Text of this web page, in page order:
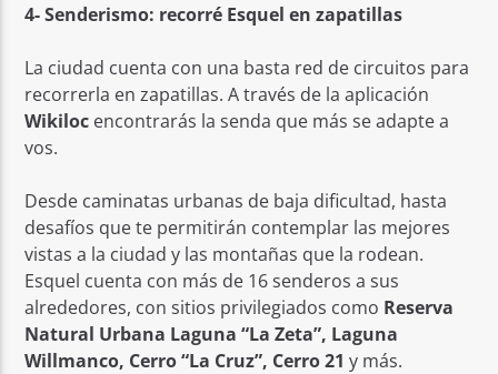
4- Senderismo: recorré Esquel en zapatillas
La ciudad cuenta con una basta red de circuitos para
recorrerla en zapatillas. A través de la aplicación
Wikiloc encontrarás la senda que más se adapte a
vos.
Desde caminatas urbanas de baja dificultad, hasta
desafíos que te permitirán contemplar las mejores
vistas a la ciudad y las montañas que la rodean.
Esquel cuenta con más de 16 senderos a sus
alrededores, con sitios privilegiados como Reserva
Natural Urbana Laguna “La Zeta”, Laguna
Willmanco, Cerro “La Cruz”, Cerro 21y más.